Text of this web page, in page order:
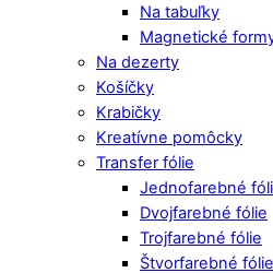
Na tabuľky
Magnetické
Na dezerty
Košíčky
Krabičky
Kreatívne pomôcky
Transfer fólie
Jednofarebné
Dvojfarebné fólie
Trojfarebné fólie
Štvorfarebné fólie